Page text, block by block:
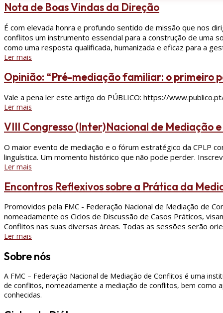
Nota de Boas Vindas da Direção
É com elevada honra e profundo sentido de missão que nos
conflitos um instrumento essencial para a construção de uma
como uma resposta qualificada, humanizada e eficaz para a
Ler mais
Opinião: “Pré-mediação familiar: o primeiro
Vale a pena ler este artigo do PÚBLICO: https://
Ler mais
VIII Congresso (Inter)Nacional de Mediação
O maior evento de mediação e o fórum estratégico da CPLP
linguística. Um momento histórico que não pode perder.
Ler mais
Encontros Reflexivos sobre a Prática da
Promovidos pela FMC - Federação Nacional de Mediação de
nomeadamente os Ciclos de Discussão de Casos Práticos,
Conflitos nas suas diversas áreas. Todas as sessões serão
Ler mais
Sobre nós
A FMC – Federação Nacional de Mediação de Conflitos é uma
de conflitos, nomeadamente a mediação de conflitos, bem como
conhecidas.